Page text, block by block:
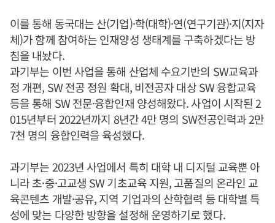
이를 통해 동국대는 산(기업)·학(대학)·연(연구기관)·지(지자
체)가 함께 참여하는 인재양성 생태계를 구축하겠다는 방
침을 내놨다.
과기부는 이번 사업을 통해 산업체 수요기반의 SW교육과
정 개편, SW 전공 정원 확대, 비전공자 대상 SW 융합교육
등을 통해 SW 전문·융합인재 양성해왔다. 사업이 시작된 2
015년부터 2022년까지 8년간 4만 명의 SW전공인력과 2만
7천 명의 융합인력을 육성했다.
과기부는 2023년 사업에서 특히 대학 내 디지털 교육뿐 아
니라 초·중·고교생 SW 기초교육 지원, 고품질의 온라인 교
육콘텐츠 개발·공유, 지역 기업과의 산학협력 등 대학별 특
성에 맞는 다양한 방향을 설정해 운영하기로 했다.